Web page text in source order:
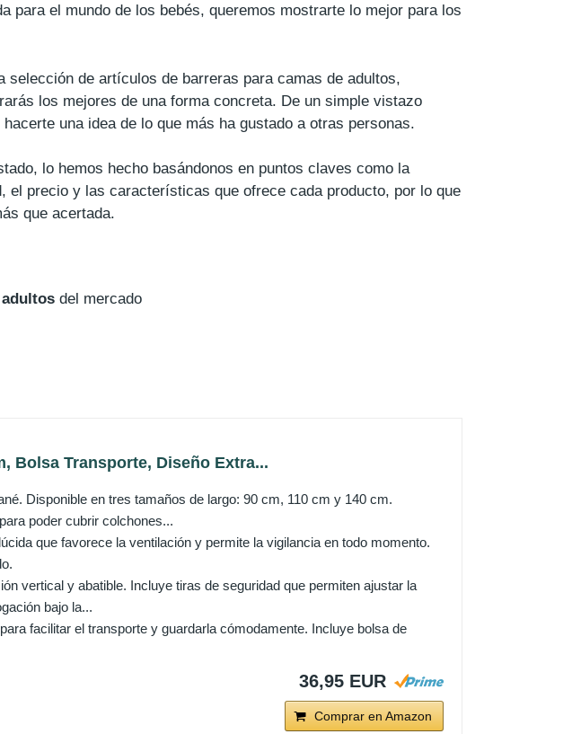
para el mundo de los bebés, queremos mostrarte lo mejor para los
selección de artículos de barreras para camas de adultos,
los mejores de una forma concreta. De un simple vistazo
hacerte una idea de lo que más ha gustado a otras personas.
lo hemos hecho basándonos en puntos claves como la
el precio y las características que ofrece cada producto, por lo que
que acertada.
del mercado
Bolsa Transporte, Diseño Extra...
Disponible en tres tamaños de largo: 90 cm, 110 cm y 140 cm.
poder cubrir colchones...
que favorece la ventilación y permite la vigilancia en todo momento.
vertical y abatible. Incluye tiras de seguridad que permiten ajustar la
bajo la...
facilitar el transporte y guardarla cómodamente. Incluye bolsa de
36,95 EUR
Comprar en Amazon